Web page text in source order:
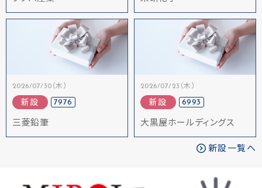
2026/07/30（木）
新設 7976
三菱鉛筆
2026/07/23（木）
新設 6993
大黒屋ホールディングス
新設一覧へ